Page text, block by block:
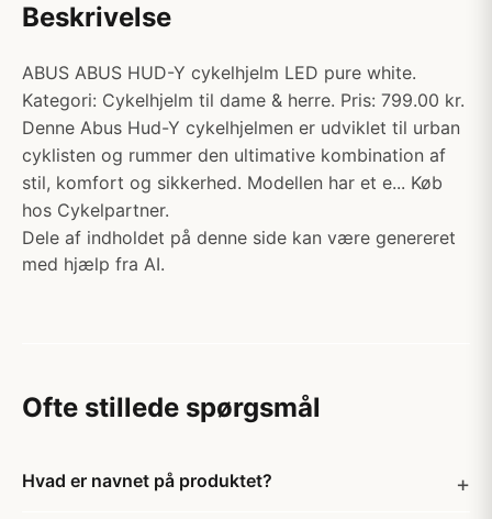
Beskrivelse
ABUS ABUS HUD-Y cykelhjelm LED pure white.
Kategori: Cykelhjelm til dame & herre. Pris: 799.00 kr.
Denne Abus Hud-Y cykelhjelmen er udviklet til urban
cyklisten og rummer den ultimative kombination af
stil, komfort og sikkerhed. Modellen har et e... Køb
hos Cykelpartner.
Dele af indholdet på denne side kan være genereret
med hjælp fra AI.
Ofte stillede spørgsmål
Hvad er navnet på produktet?